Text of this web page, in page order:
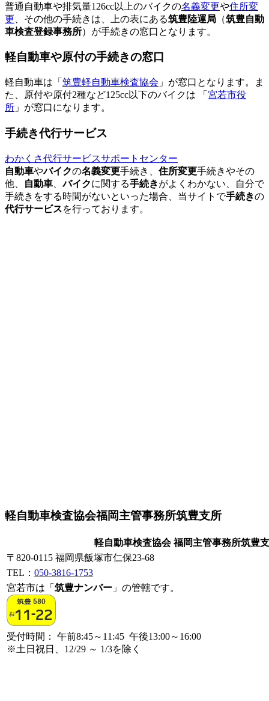
普通自動車や排気量126cc以上のバイクの名義変更や住所変
更 、その他の手続きは、上の表にある筑豊陸運局 （筑豊自動
車検査登録事務所）が手続きの窓口となります。
軽自動車や原付の手続きの窓口
軽自動車は「 筑豊軽自動車検査協会 」が窓口となります。ま
た、原付や原付2種など125cc以下のバイクは 「 宮若市役
所 」が窓口になります。
手続き代行サービス
わかくさ代行サービスサポートセンター
自動車やバイクの名義変更手続き、 住所変更手続きやその
他、
自動車 、バイクに関する手続きがよくわかない、自分で
手続きをする時間がないといった場合、当サイトで手続きの
代行サービスを行っております。
軽自動車検査協会福岡主管事務所筑豊支所
軽自動車検査協会 福岡主管事務所筑豊
〒820-0115 福岡県飯塚市仁保23-68
TEL： 050-3816-1753
宮若市は「 筑豊ナンバー 」の管轄です。
受付時間： 午前8:45～11:45 午後13:00～16:00
※土日祝日、12/29 ～ 1/3を除く